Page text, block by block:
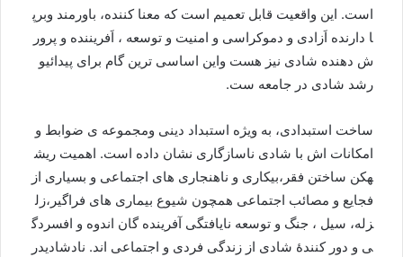
است. این واقعیت قابل تعمیم است که معنا کننده، باورمند وبرپ
ا دارنده اَزادی و دموکراسی و امنيت و توسعه ، اَفريننده و پرور
ش دهنده شادی نيز هست واین اساسی ترين گام برای پيدائیو
رشد شادی در جامعه ست.
ساخت استبدادی، به ويژه استبداد دينی ومجموعه ی ضوابط و
امکانات اش با شادی ناسازگاری نشان داده است. اهميت ريش
هکن ساختن فقر،بيکاری و ناهنجاری های اجتماعی و بسیاری از
فجایع و مصائب اجتماعی همچون شیوع بیماری های فراگیر،زل
زله، سیل ، جنگ و توسعه نایافتگی آفرینده گان اندوه و افسردگ
ی و دور کنندۀ شادی از زندگی فردی و اجتماعی اند. نادشادیدر